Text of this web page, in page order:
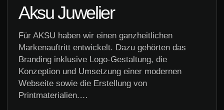
Aksu Juwelier
Für AKSU haben wir einen ganzheitlichen
Markenauftritt entwickelt. Dazu gehörten das
Branding inklusive Logo-Gestaltung, die
Konzeption und Umsetzung einer modernen
Webseite sowie die Erstellung von
Printmaterialien.…